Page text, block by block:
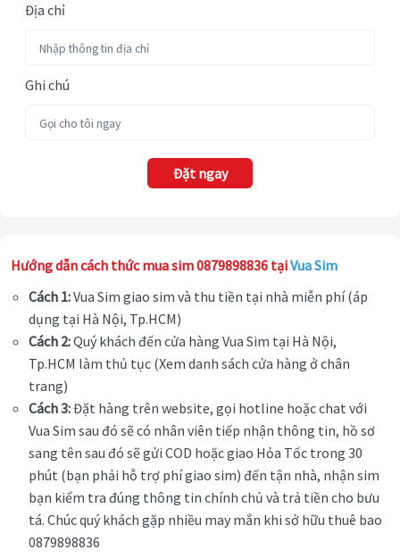
Địa chỉ
Ghi chú
Đặt ngay
Hướng dẫn cách thức mua sim 0879898836 tạiVua Sim
Cách 1:Vua Sim giao sim và thu tiền tại nhà miễn phí (áp
dụng tại Hà Nội, Tp.HCM)
Cách 2:Quý khách đến cửa hàng Vua Sim tại Hà Nội,
Tp.HCM làm thủ tục (Xem danh sách cửa hàng ở chân
trang)
Cách 3:Đặt hàng trên website, gọi hotline hoặc chat với
Vua Sim sau đó sẽ có nhân viên tiếp nhận thông tin, hồ sơ
sang tên sau đó sẽ gửi COD hoặc giao Hỏa Tốc trong 30
phút (bạn phải hỗ trợ phí giao sim) đến tận nhà, nhận sim
bạn kiểm tra đúng thông tin chính chủ và trả tiền cho bưu
tá. Chúc quý khách gặp nhiều may mắn khi sở hữu thuê bao
0879898836